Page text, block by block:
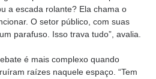
a escada rolante? Ela chama o
O setor público, com suas
parafuso. Isso trava tudo”, avalia.
é mais complexo quando
raízes naquele espaço. “Tem